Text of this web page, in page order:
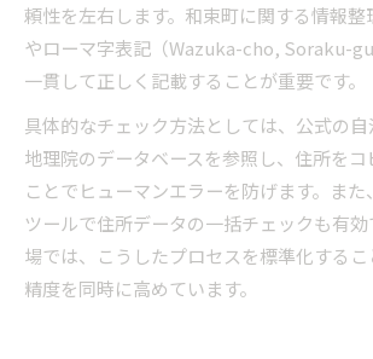
頼性を左右します。和束町に関する情報
やローマ字表記（Wazuka-cho, Soraku-
一貫して正しく記載することが重要です。
具体的なチェック方法としては、公式の
地理院のデータベースを参照し、住所をコ
ことでヒューマンエラーを防げます。ま
ツールで住所データの一括チェックも有
場では、こうしたプロセスを標準化する
精度を同時に高めています。